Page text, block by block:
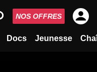
Docs Jeunesse
NOS OFFRES